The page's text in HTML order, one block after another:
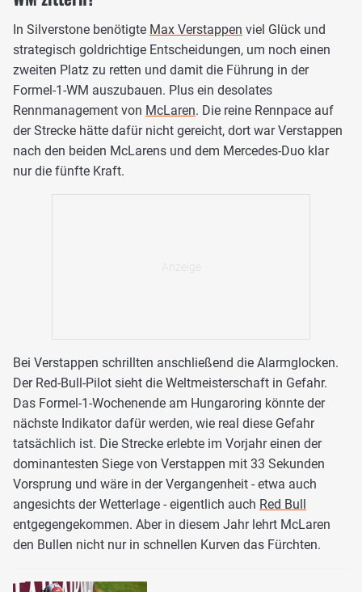
In Silverstone benötigte Max Verstappen viel Glück und
strategisch goldrichtige Entscheidungen, um noch einen
zweiten Platz zu retten und damit die Führung in der
Formel-1-WM auszubauen. Plus ein desolates
Rennmanagement von McLaren. Die reine Rennpace auf
der Strecke hätte dafür nicht gereicht, dort war Verstappen
nach den beiden McLarens und dem Mercedes-Duo klar
nur die fünfte Kraft.
Bei Verstappen schrillten anschließend die Alarmglocken.
Der Red-Bull-Pilot sieht die Weltmeisterschaft in Gefahr.
Das Formel-1-Wochenende am Hungaroring könnte der
nächste Indikator dafür werden, wie real diese Gefahr
tatsächlich ist. Die Strecke erlebte im Vorjahr einen der
dominantesten Siege von Verstappen mit 33 Sekunden
Vorsprung und wäre in der Vergangenheit - etwa auch
angesichts der Wetterlage - eigentlich auch Red Bull
entgegengekommen. Aber in diesem Jahr lehrt McLaren
den Bullen nicht nur in schnellen Kurven das Fürchten.